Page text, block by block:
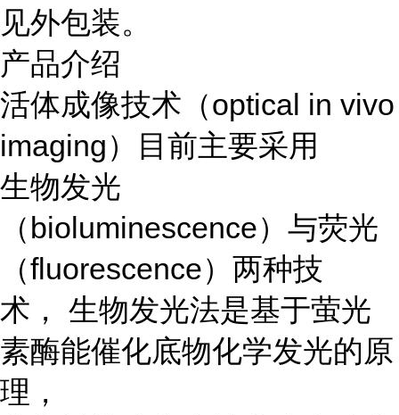
见外包装。
产品介绍
活体成像技术（optical in vivo
imaging）目前主要采用
生物发光
（bioluminescence）与荧光
（fluorescence）两种技
术， 生物发光法是基于萤光
素酶能催化底物化学发光的原
理，